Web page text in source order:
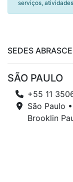
serviços,
SEDES ABRASCE
SÃO PAULO
+55 11
São Paulo
Brooklin